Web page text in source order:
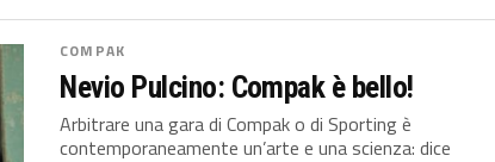
COMPAK
Nevio Pulcino: Compak è bello!
Arbitrare una gara di Compak o di Sporting è
contemporaneamente un’arte e una scienza: dice